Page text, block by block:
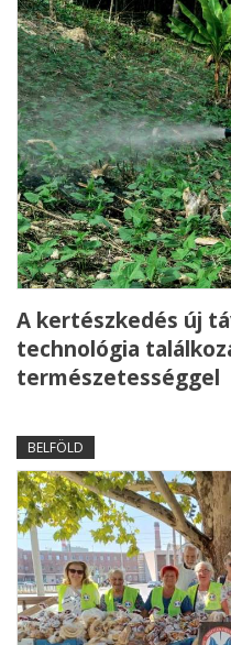
A kertészkedés új
technológia
természetességgel
BELFÖLD